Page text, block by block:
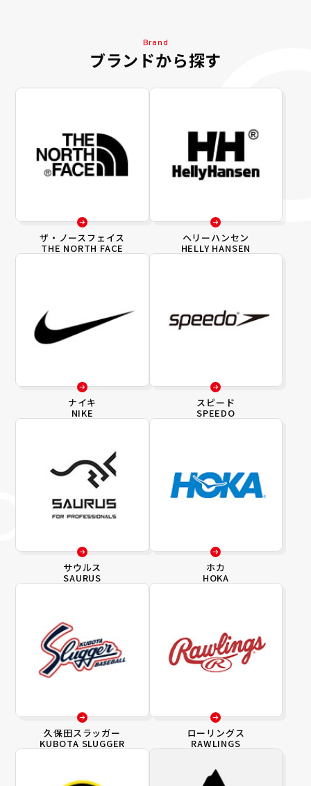
Brand
ブランドから探す
ザ・ノースフェイス
THE NORTH FACE
ヘリーハンセン
HELLY HANSEN
ナイキ
NIKE
スピード
SPEEDO
サウルス
SAURUS
ホカ
HOKA
久保田スラッガー
KUBOTA SLUGGER
ローリングス
RAWLINGS